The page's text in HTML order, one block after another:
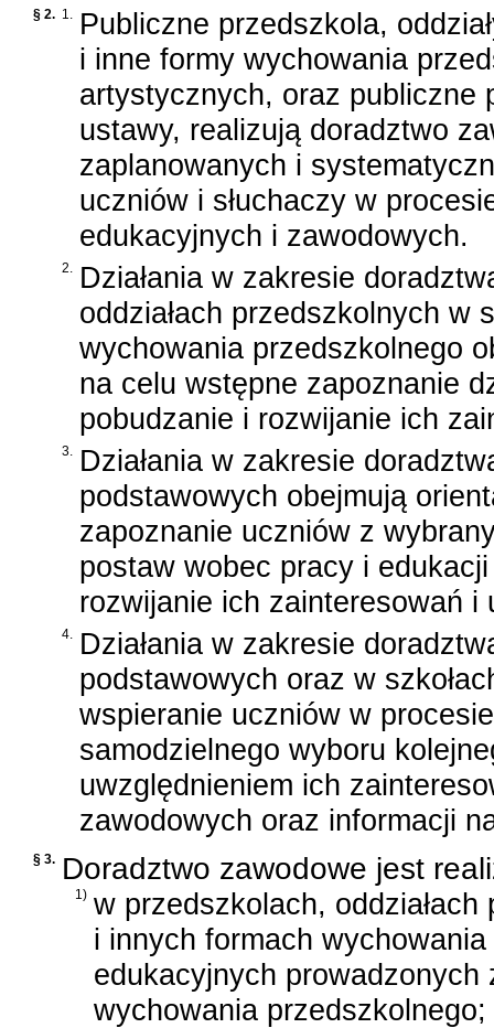
§ 2. 1. Publiczne przedszkola,
i inne formy wychowania
artystycznych, oraz publiczne
ustawy, realizują doradztwo
zaplanowanych i
uczniów i słuchaczy w
edukacyjnych i zawodowych.
2. Działania w zakresie
oddziałach przedszkolnych w
wychowania przedszkolnego
na celu wstępne zapoznanie
pobudzanie i rozwijanie ich
3. Działania w zakresie
podstawowych obejmują
zapoznanie uczniów z
postaw wobec pracy i
rozwijanie ich zainteresowań i
4. Działania w zakresie
podstawowych oraz w
wspieranie uczniów w
samodzielnego wyboru
uwzględnieniem ich
zawodowych oraz informacji
§ 3. Doradztwo zawodowe jest
1) w przedszkolach,
i innych formach
edukacyjnych
wychowania przedszkolnego;